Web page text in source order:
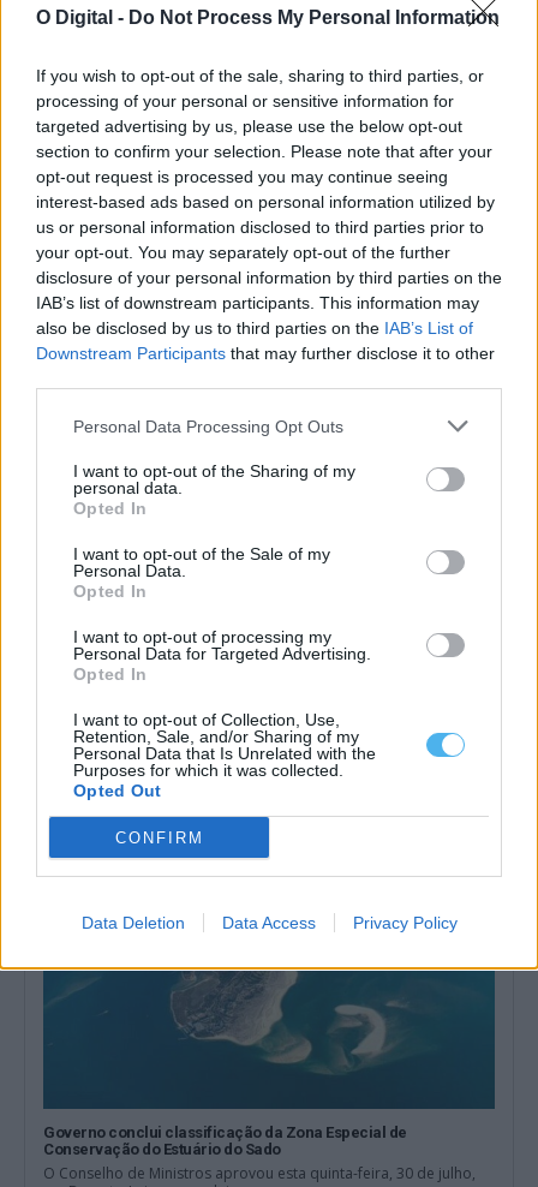
O Digital - Do Not Process My Personal Information
If you wish to opt-out of the sale, sharing to third parties, or
processing of your personal or sensitive information for
targeted advertising by us, please use the below opt-out
section to confirm your selection. Please note that after your
opt-out request is processed you may continue seeing
interest-based ads based on personal information utilized by
us or personal information disclosed to third parties prior to
your opt-out. You may separately opt-out of the further
disclosure of your personal information by third parties on the
IAB’s list of downstream participants. This information may
also be disclosed by us to third parties on the IAB’s List of
Downstream Participants that may further disclose it to other
Personal Data Processing Opt Outs
I want to opt-out of the Sharing of my
personal data.
Opted In
I want to opt-out of the Sale of my
Personal Data.
Opted In
I want to opt-out of processing my
Personal Data for Targeted Advertising.
Opted In
I want to opt-out of Collection, Use,
Retention, Sale, and/or Sharing of my
Personal Data that Is Unrelated with the
Purposes for which it was collected.
Opted Out
CONFIRM
Data Deletion Data Access Privacy Policy
Parque Eólico do Sudoeste: Organização contesta projeto e
pede estudo dos impactos cumulativos
A RENOVAR Santiago do Cacém contesta o Parque Eólico do
Sudoeste e exige uma...
prevenção de incêndios
Estão abertas as inscrições para o projeto “Geração +: Ambiente,
Saúde e Florestas”, destinado...
31 Julho, 2026 - 13:34
Governo conclui classificação da Zona Especial de
Conservação do Estuário do Sado
O Conselho de Ministros aprovou esta quinta-feira, 30 de julho,